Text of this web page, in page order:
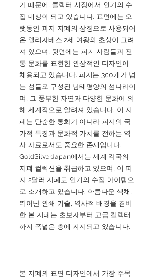
기 때문에, 콜렉터 시장에서 인기의 수
집 대상이 되고 있습니다. 표면에는 오
랫동안 피지 지폐의 상징으로 사용되어
온 엘리자베스 2세 여왕의 초상이 그려
져 있으며, 뒷면에는 피지 사람들과 전
통 문화를 표현한 인상적인 디자인이
채용되고 있습니다. 피지는 300개가 넘
는 섬들로 구성된 남태평양의 섬나라이
며, 그 풍부한 자연과 다양한 문화에 의
해 세계적으로 알려져 있습니다. 이 지
폐는 단순한 통화가 아니라 피지의 국
가적 특징과 문화적 가치를 전하는 역
사 자료로서도 중요한 존재입니다.
GoldSilverJapan에서는 세계 각국의
지폐 컬렉션을 취급하고 있으며, 이 피
지 2달러 지폐도 인기의 수집 아이템으
로 소개하고 있습니다. 아름다운 색채,
뛰어난 인쇄 기술, 역사적 배경을 겸비
한 본 지폐는 초보자부터 고급 컬렉터
까지 폭넓은 층에 지지되고 있습니다.
본 지폐의 표면 디자인에서 가장 주목